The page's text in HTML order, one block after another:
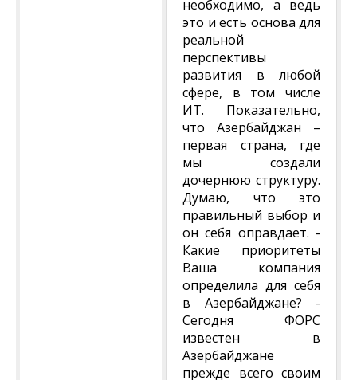
необходимо, а ведь
это и есть основа для
реальной
перспективы
развития в любой
сфере, в том числе
ИТ. Показательно,
что Азербайджан –
первая страна, где
мы создали
дочернюю структуру.
Думаю, что это
правильный выбор и
он себя оправдает. -
Какие приоритеты
Ваша компания
определила для себя
в Азербайджане? -
Сегодня ФОРС
известен в
Азербайджане
прежде всего своим